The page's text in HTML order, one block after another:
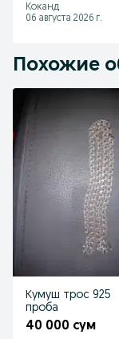
Коканд
06 августа 2026 г.
Похожие
Кумуш трос 925
проба
40 000 сум